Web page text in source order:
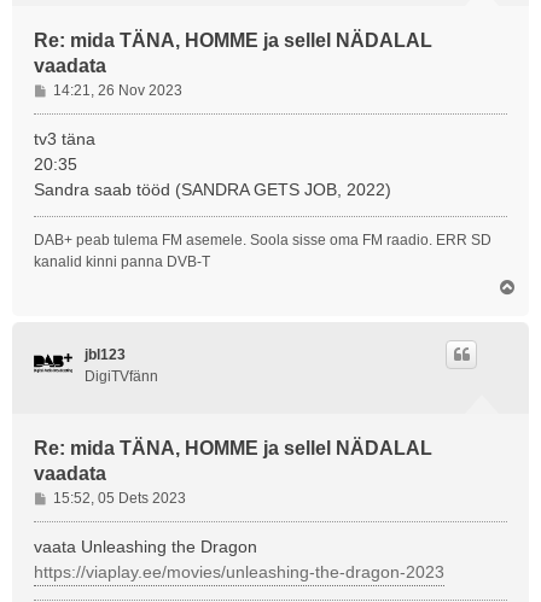
Re: mida TÄNA, HOMME ja sellel NÄDALAL
vaadata
P
o
s
t
t
u
s
14:21, 26 Nov 2023
tv3 täna
20:35
Sandra saab tööd (SANDRA GETS JOB, 2022)
DAB+ peab tulema FM asemele. Soola sisse oma FM raadio. ERR SD
kanalid kinni panna DVB-T
jbl123
DigiTVfänn
Re: mida TÄNA, HOMME ja sellel NÄDALAL
vaadata
P
o
s
i
15:52, 05 Dets 2023
vaata Unleashing the Dragon
https://viaplay.ee/movies/unleashing-the-dragon-2023